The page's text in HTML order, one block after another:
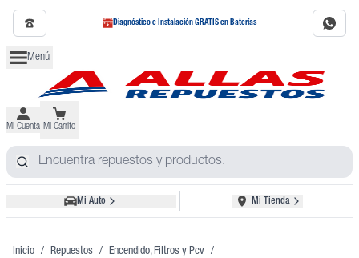
Diagnóstico e Instalación GRATIS en Baterías
Menú
Mi Cuenta Mi Carrito
Mi Auto Mi Tienda
Inicio / Repuestos / Encendido, Filtros y Pcv /